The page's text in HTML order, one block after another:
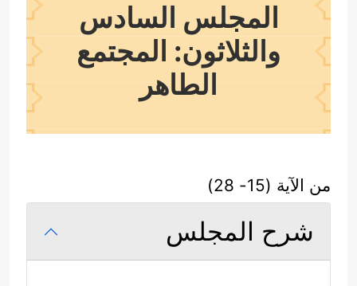
المجلس السادس
والثلاثون: المجتمع
الطاهر
من الآية (15- 28)
شرح المجلس